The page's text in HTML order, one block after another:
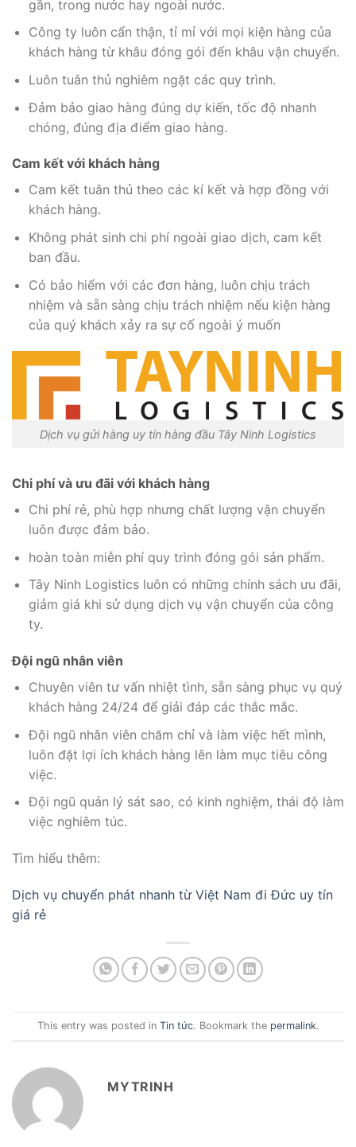
gần, trong nước hay ngoài nước.
Công ty luôn cẩn thận, tỉ mỉ với mọi kiện hàng của
khách hàng từ khâu đóng gói đến khâu vận chuyển.
Luôn tuân thủ nghiêm ngặt các quy trình.
Đảm bảo giao hàng đúng dự kiến, tốc độ nhanh
chóng, đúng địa điểm giao hàng.
Cam kết với khách hàng
Cam kết tuân thủ theo các kí kết và hợp đồng với
khách hàng.
Không phát sinh chi phí ngoài giao dịch, cam kết
ban đầu.
Có bảo hiểm với các đơn hàng, luôn chịu trách
nhiệm và sẵn sàng chịu trách nhiệm nếu kiện hàng
của quý khách xảy ra sự cố ngoài ý muốn
Dịch vụ gửi hàng uy tín hàng đầu Tây Ninh Logistics
Chi phí và ưu đãi với khách hàng
Chi phí rẻ, phù hợp nhưng chất lượng vận chuyển
luôn được đảm bảo.
hoàn toàn miễn phí quy trình đóng gói sản phẩm.
Tây Ninh Logistics luôn có những chính sách ưu đãi,
giảm giá khi sử dụng dịch vụ vận chuyển của công
ty.
Đội ngũ nhân viên
Chuyên viên tư vấn nhiệt tình, sẵn sàng phục vụ quý
khách hàng 24/24 để giải đáp các thắc mắc.
Đội ngũ nhân viên chăm chỉ và làm việc hết mình,
luôn đặt lợi ích khách hàng lên làm mục tiêu công
việc.
Đội ngũ quản lý sát sao, có kinh nghiệm, thái độ làm
việc nghiêm túc.
Tìm hiểu thêm:
Dịch vụ chuyển phát nhanh từ Việt Nam đi Đức uy tín
giá rẻ
This entry was posted in Tin tức. Bookmark the permalink.
MYTRINH